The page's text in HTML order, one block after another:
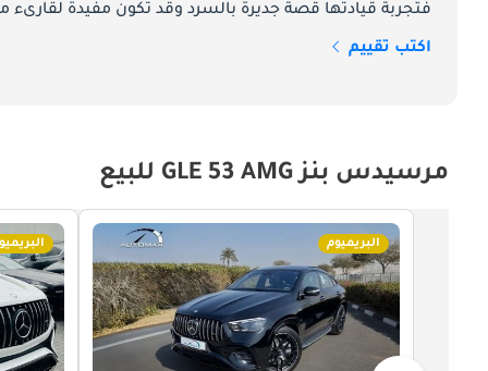
فتجربة قيادتها قصة جديرة بالسرد وقد تكون مفيدة لقارىء
اكتب تقييم
مرسيدس بنز GLE 53 AMG للبيع
البريميوم